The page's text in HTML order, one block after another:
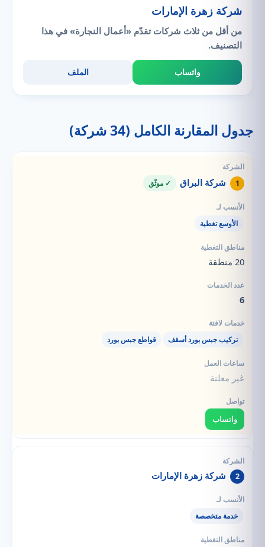
شركة زهرة الإمارات
من أقل من ثلاث شركات تقدّم «أعمال النجارة» في هذا
التصنيف.
واتساب الملف
جدول المقارنة الكامل (34 شركة)
1 شركة البراق ✓ موثّق
الأوسع تغطية
20 منطقة
6
تركيب جبس بورد أسقف قواطع جبس بورد
غير معلنة
واتساب
2 شركة زهرة الإمارات
خدمة متخصصة